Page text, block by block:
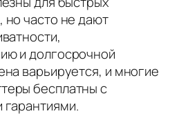
но часто не дают
и долгосрочной
варьируется, и многие
бесплатны с